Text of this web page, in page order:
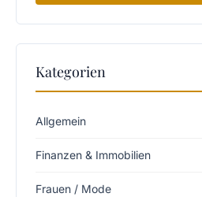
Kategorien
Allgemein
Finanzen & Immobilien
Frauen / Mode